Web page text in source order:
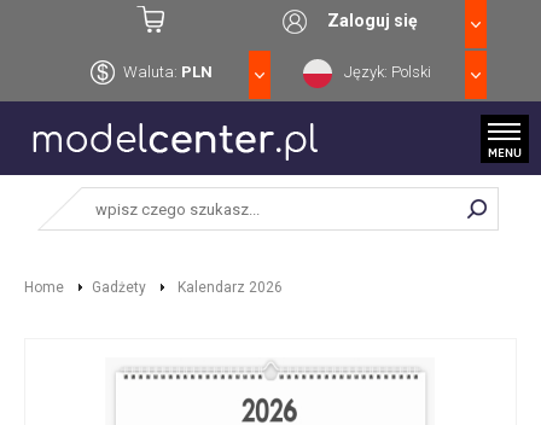
Zaloguj się
Waluta: PLN Język: Polski
Home Gadżety Kalendarz 2026